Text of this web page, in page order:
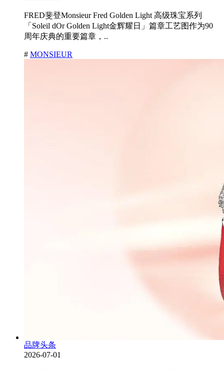
FRED斐登Monsieur Fred Golden Light 高级珠宝系列
「Soleil dOr Golden Light金辉耀日」篇章工艺图作为90
周年庆典的重要篇章，..
# MONSIEUR
品牌头条
2026-07-01